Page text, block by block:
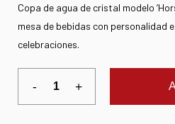
Copa de agua de cristal modelo
mesa de bebidas con personalidad
celebraciones.